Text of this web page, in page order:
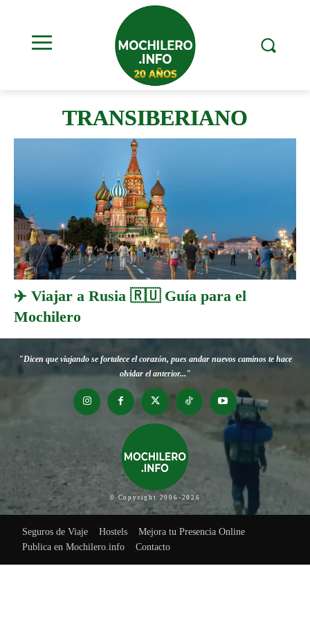
TRANSIBERIANO
✈️ Viajar a Rusia 🇷🇺 Guía para el
Mochilero
"Dicen que viajando se fortalece el corazón, pues andar nuevos caminos te hace
olvidar el anterior..."
© Copyright 2006-2026
Seguros de Viaje Hostels
Mejora tu Presencia Online
Publica en Mochilero.info
Contacto